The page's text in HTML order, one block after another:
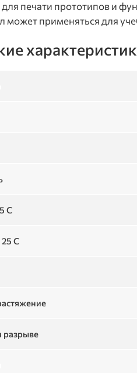
для печати прототипов и
может применяться для
C
C
разрыве